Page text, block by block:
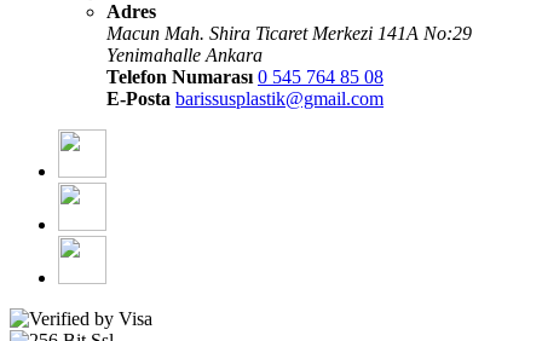
Adres
Macun Mah. Shira Ticaret Merkezi 141A No:29
Yenimahalle Ankara
Telefon Numarası 0 545 764 85 08
E-Posta barissusplastik@gmail.com